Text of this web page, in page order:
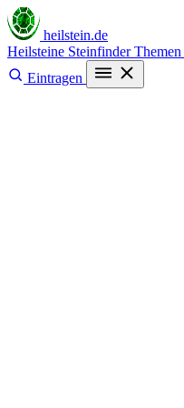
heilstein.de
Heilsteine SteinfinderThemen
Eintragen